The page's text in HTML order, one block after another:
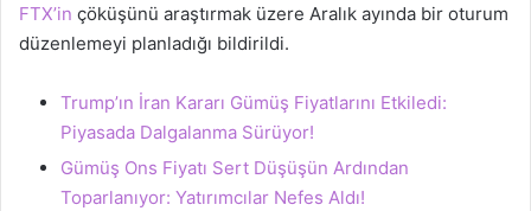
FTX’in çöküşünü araştırmak üzere Aralık ayında bir oturum
düzenlemeyi planladığı bildirildi.
Trump’ın İran Kararı Gümüş Fiyatlarını Etkiledi:
Piyasada Dalgalanma Sürüyor!
Gümüş Ons Fiyatı Sert Düşüşün Ardından
Toparlanıyor: Yatırımcılar Nefes Aldı!